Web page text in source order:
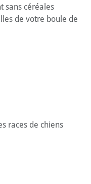
sans céréales
de votre boule de
races de chiens